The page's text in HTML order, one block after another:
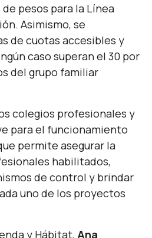
pesos para la Línea
Asimismo, se
de cuotas accesibles y
caso superan el 30 por
del grupo familiar
colegios profesionales y
para el funcionamiento
permite asegurar la
habilitados,
de control y brindar
uno de los proyectos
y Hábitat, Ana